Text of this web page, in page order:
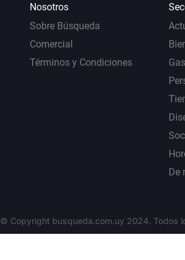
Nosotros
Sobre Búsqueda
Comercial
Términos y Condiciones
De
© Copyright busqueda.com.uy 2024. Todos